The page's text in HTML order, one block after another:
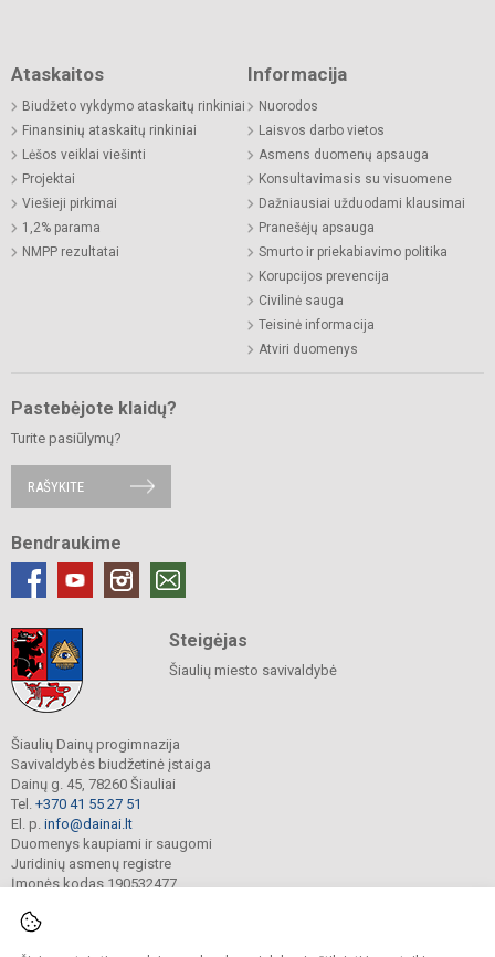
Ataskaitos
Biudžeto vykdymo ataskaitų rinkiniai
Finansinių ataskaitų rinkiniai
Lėšos veiklai viešinti
Projektai
Viešieji pirkimai
1,2% parama
NMPP rezultatai
Informacija
Nuorodos
Laisvos darbo vietos
Asmens duomenų apsauga
Konsultavimasis su visuomene
Dažniausiai užduodami klausimai
Pranešėjų apsauga
Smurto ir priekabiavimo politika
Korupcijos prevencija
Civilinė sauga
Teisinė informacija
Atviri duomenys
Pastebėjote klaidų?
Turite pasiūlymų?
RAŠYKITE
Bendraukime
Steigėjas
Šiaulių miesto savivaldybė
Šiaulių Dainų progimnazija
Savivaldybės biudžetinė įstaiga
Dainų g. 45, 78260 Šiauliai
Tel. +370 41 55 27 51
El. p. info@dainai.lt
Duomenys kaupiami ir saugomi
Juridinių asmenų registre
Įmonės kodas 190532477